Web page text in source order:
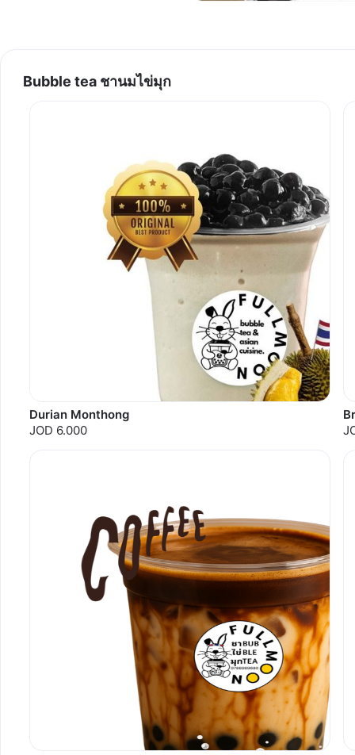
Bubble tea ชานมไข่มุก
Durian Monthong
JOD 6.000